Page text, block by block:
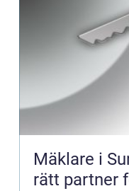
Mäklare i
rätt partner